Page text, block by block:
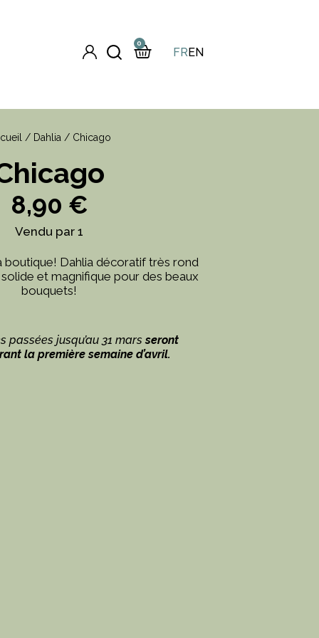
0
FREN
/ Dahlia/ Chicago
8,90 €
Vendu par 1
boutique! Dahlia décoratif très rond
et magnifique pour des beaux
bouquets!
passées jusqu’au 31 marsseront
la première semaine d’avril.